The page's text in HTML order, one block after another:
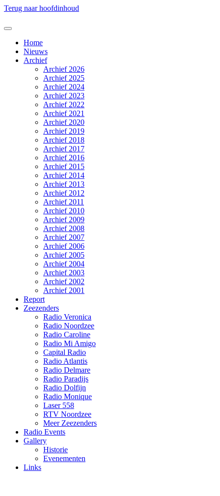
Terug naar hoofdinhoud
Home
Nieuws
Archief
Archief 2026
Archief 2025
Archief 2024
Archief 2023
Archief 2022
Archief 2021
Archief 2020
Archief 2019
Archief 2018
Archief 2017
Archief 2016
Archief 2015
Archief 2014
Archief 2013
Archief 2012
Archief 2011
Archief 2010
Archief 2009
Archief 2008
Archief 2007
Archief 2006
Archief 2005
Archief 2004
Archief 2003
Archief 2002
Archief 2001
Report
Zeezenders
Radio Veronica
Radio Noordzee
Radio Caroline
Radio Mi Amigo
Capital Radio
Radio Atlantis
Radio Delmare
Radio Paradijs
Radio Dolfijn
Radio Monique
Laser 558
RTV Noordzee
Meer Zeezenders
Radio Events
Gallery
Historie
Evenementen
Links